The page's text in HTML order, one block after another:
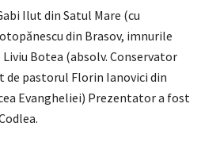
Ilut din Satul Mare (cu
din Brasov, imnurile
Botea (absolv. Conservator
de pastorul Florin Ianovici din
Evangheliei) Prezentator a fost